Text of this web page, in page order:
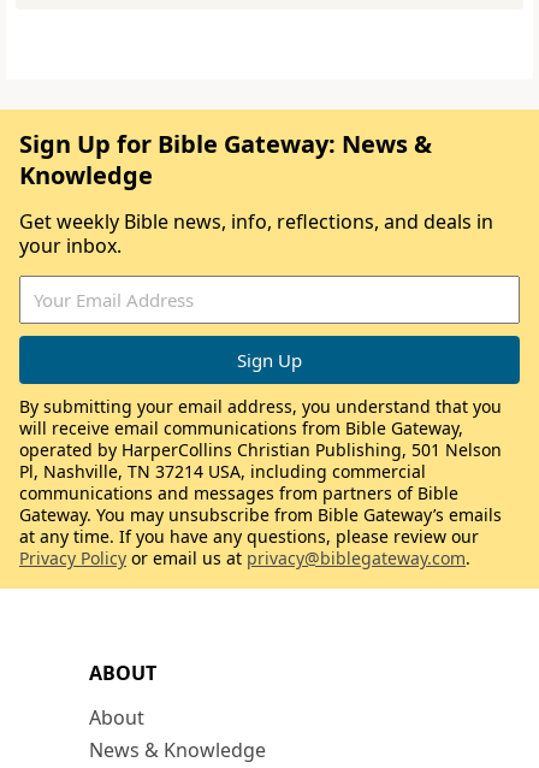
ABOUT
About
News & Knowledge
Sign Up for Bible Gateway: News &
Knowledge
Get weekly Bible news, info, reflections, and deals in
your inbox.
By submitting your email address, you understand that you
will receive email communications from Bible Gateway,
operated by HarperCollins Christian Publishing, 501 Nelson
Pl, Nashville, TN 37214 USA, including commercial
communications and messages from partners of Bible
Gateway. You may unsubscribe from Bible Gateway’s emails
at any time. If you have any questions, please review our
Privacy Policy or email us at privacy@biblegateway.com.